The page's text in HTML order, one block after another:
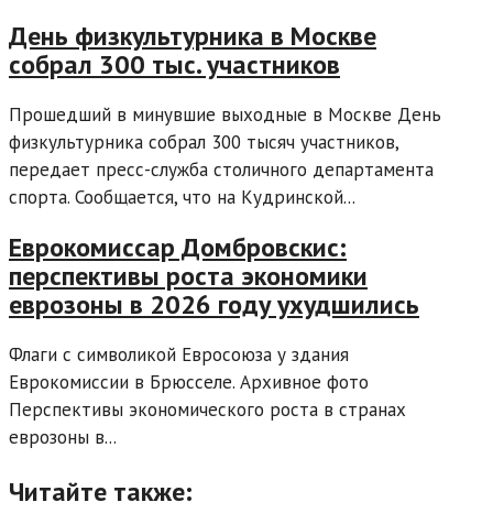
День физкультурника в Москве
собрал 300 тыс. участников
Прошедший в минувшие выходные в Москве День
физкультурника собрал 300 тысяч участников,
передает пресс-служба столичного департамента
спорта. Сообщается, что на Кудринской...
Еврокомиссар Домбровскис:
перспективы роста экономики
еврозоны в 2026 году ухудшились
Флаги с символикой Евросоюза у здания
Еврокомиссии в Брюсселе. Архивное фото
Перспективы экономического роста в странах
еврозоны в...
Читайте также: